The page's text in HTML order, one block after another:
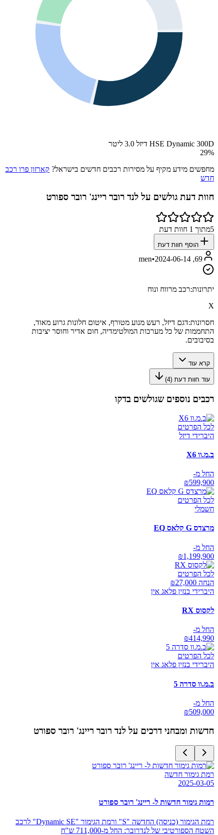
HSE Dynamic 300D דיזל 3.0 ליטר
29%
מחפשים מידע מקיף על מסירות רכבים חדשים בישראל? קארזון פרו רכב
חדש
חוות דעת גולשים על לנד רובר ריינג' רובר ספורט
5מתוך 1 חוות דעת
הוסף חוות דעת
69, men
•2024-06-14
יתרונות:רכב מרווח ונוח
X
חסרונות:דגם דיזל, רעש מנוע מטורף, איטום חלונות גרוע מאוד,
התחממות של כל מערכות המולטימדיה, חום אדיר וחוסר יציבות
בסיבובים.
קרא עוד
עוד חוות דעת (4
)
רכבים נוספים שגולשים בדקו
לכל הפרטים
היברידי דיזל
ב.מ.וו X6
החל מ-
₪599,900
לכל הפרטים
חשמלי
מרצדס G קלאס EQ
החל מ-
₪1,199,900
לכל הפרטים
הנחה ₪ 27,000
היברידי בנזין פלאג אין
לקסוס RX
החל מ-
₪414,990
לכל הפרטים
היברידי בנזין פלאג אין
ב.מ.וו סדרה 5
החל מ-
₪509,000
חדשות ומבחני דרכים על לנד רובר ריינג' רובר ספורט
רמת גימור חדשה
2025-03-05
רמות גימור חדשות ל- ריינג' רובר ספורט
רמת הגימור (כניסה) החדשה "S" ורמת הגימור "Dynamic SE" לרכב
השטח הספורטיבי של לנדרובר: החל מ-711,000 ש"ח